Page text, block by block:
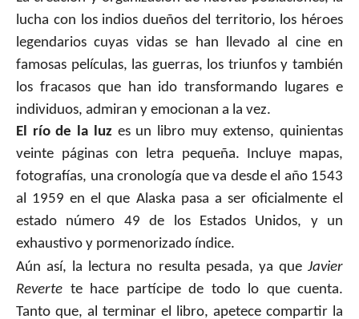
lucha con los indios dueños del territorio, los héroes
legendarios cuyas vidas se han llevado al cine en
famosas películas, las guerras, los triunfos y también
los fracasos que han ido transformando lugares e
individuos, admiran y emocionan a la vez.
El río de la luz es un libro muy extenso, quinientas
veinte páginas con letra pequeña. Incluye mapas,
fotografías, una cronología que va desde el año 1543
al 1959 en el que Alaska pasa a ser oficialmente el
estado número 49 de los Estados Unidos, y un
exhaustivo y pormenorizado índice.
Aún así, la lectura no resulta pesada, ya que Javier
Reverte te hace partícipe de todo lo que cuenta.
Tanto que, al terminar el libro, apetece compartir la